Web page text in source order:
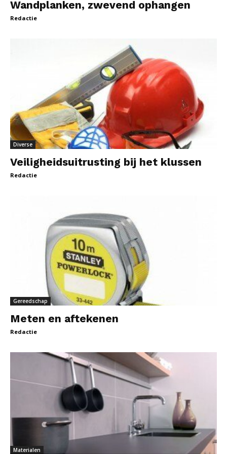
Wandplanken, zwevend ophangen
Redactie
Diverse
Veiligheidsuitrusting bij het klussen
Redactie
Gereedschap
Meten en aftekenen
Redactie
Materialen